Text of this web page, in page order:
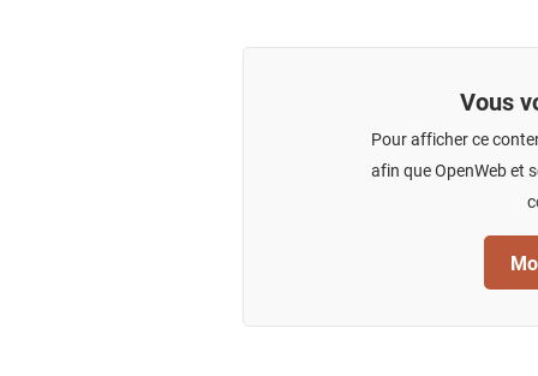
Vous
Pour afficher ce
afin que OpenWeb et